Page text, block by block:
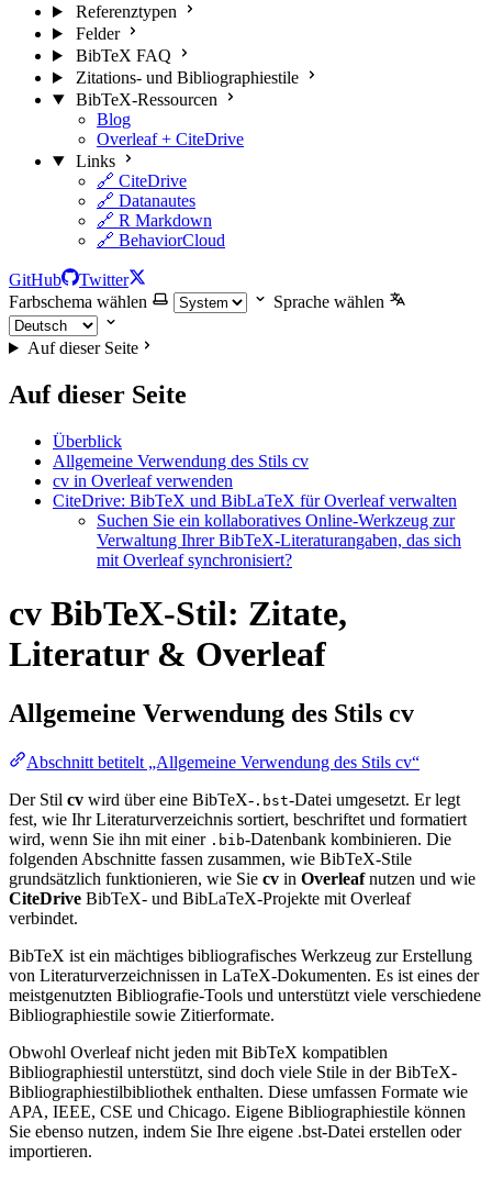
Referenztypen
Felder
BibTeX FAQ
Zitations- und Bibliographiestile
BibTeX-Ressourcen
Blog
Overleaf + CiteDrive
Links
🔗 CiteDrive
🔗 Datanautes
🔗 R Markdown
🔗 BehaviorCloud
GitHub
Twitter
Farbschema wählen
Sprache wählen
Auf dieser Seite
Auf dieser Seite
Überblick
Allgemeine Verwendung des Stils cv
cv in Overleaf verwenden
CiteDrive: BibTeX und BibLaTeX für Overleaf verwalten
Suchen Sie ein kollaboratives Online-Werkzeug zur
Verwaltung Ihrer BibTeX-Literaturangaben, das sich
mit Overleaf synchronisiert?
cv BibTeX-Stil: Zitate,
Literatur & Overleaf
Allgemeine Verwendung des Stils cv
Abschnitt betitelt „Allgemeine Verwendung des Stils cv“
Der Stil cv wird über eine BibTeX- .bst-Datei umgesetzt. Er legt
fest, wie Ihr Literaturverzeichnis sortiert, beschriftet und formatiert
wird, wenn Sie ihn mit einer .bib-Datenbank kombinieren. Die
folgenden Abschnitte fassen zusammen, wie BibTeX-Stile
grundsätzlich funktionieren, wie Sie cv in Overleafnutzen und wie
CiteDrive BibTeX- und BibLaTeX-Projekte mit Overleaf
verbindet.
BibTeX ist ein mächtiges bibliografisches Werkzeug zur Erstellung
von Literaturverzeichnissen in LaTeX-Dokumenten. Es ist eines der
meistgenutzten Bibliografie-Tools und unterstützt viele verschiedene
Bibliographiestile sowie Zitierformate.
Obwohl Overleaf nicht jeden mit BibTeX kompatiblen
Bibliographiestil unterstützt, sind doch viele Stile in der BibTeX-
Bibliographiestilbibliothek enthalten. Diese umfassen Formate wie
APA, IEEE, CSE und Chicago. Eigene Bibliographiestile können
Sie ebenso nutzen, indem Sie Ihre eigene .bst-Datei erstellen oder
importieren.